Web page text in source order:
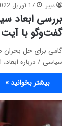
دبیر 17 آوریل 2022
بررسی ابعاد
گفت‌وگو با آیت
گامی برای حل بحران
سیاسی / درباره
بیشتر بخوانید »